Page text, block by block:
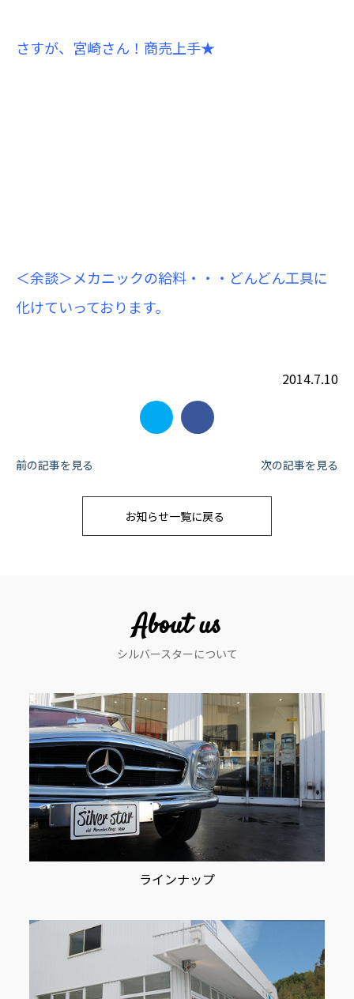
さすが、宮崎さん！商売上手★
＜余談＞メカニックの給料・・・どんどん工具に
化けていっております。
2014.7.10
投
ン
前の記事を見る 次の記事を見る
お知らせ一覧に戻る
About us
シルバースターについて
ラインナップ